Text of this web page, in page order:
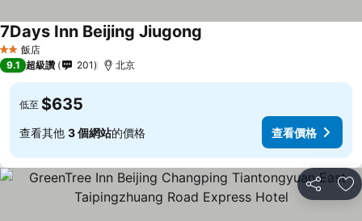
2 星級飯店
7Days Inn Beijing Jiugong
9.1 超級讚 201 北京
低至 $635
查看其他 3 個網站的價格 查看價格
分享 加